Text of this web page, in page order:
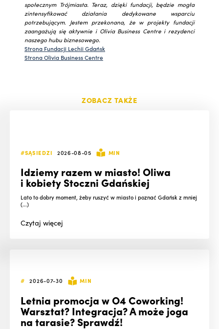
społecznym Trójmiasta. Teraz, dzięki fundacji, będzie mogła
zintensyfikować działania dedykowane wsparciu
potrzebującym. Jestem przekonana, że w projekty fundacji
zaangażują się aktywnie i Olivia Business Centre i rezydenci
naszego hubu biznesowego.
Strona Fundacji Lechii Gdańsk
Strona Olivia Business Centre
ZOBACZ TAKŻE
#SĄSIEDZI 2026-08-05 MIN
Idziemy razem w miasto! Oliwa
i kobiety Stoczni Gdańskiej
Lato to dobry moment, żeby ruszyć w miasto i poznać Gdańsk z mniej
(...)
Czytajwięcej
# 2026-07-30 MIN
Letnia promocja w O4 Coworking!
Warsztat? Integracja? A może joga
na tarasie? Sprawdź!